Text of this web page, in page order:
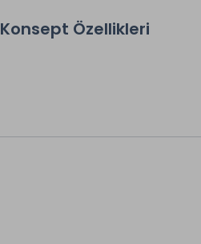
Konsept Özellikleri